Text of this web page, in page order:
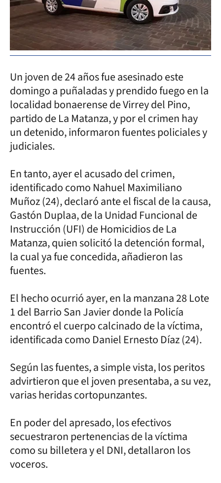
Un joven de 24 años fue asesinado este
domingo a puñaladas y prendido fuego en la
localidad bonaerense de Virrey del Pino,
partido de La Matanza, y por el crimen hay
un detenido, informaron fuentes policiales y
judiciales.
En tanto, ayer el acusado del crimen,
identificado como Nahuel Maximiliano
Muñoz (24), declaró ante el fiscal de la causa,
Gastón Duplaa, de la Unidad Funcional de
Instrucción (UFI) de Homicidios de La
Matanza, quien solicitó la detención formal,
la cual ya fue concedida, añadieron las
fuentes.
El hecho ocurrió ayer, en la manzana 28 Lote
1 del Barrio San Javier donde la Policía
encontró el cuerpo calcinado de la víctima,
identificada como Daniel Ernesto Díaz (24).
Según las fuentes, a simple vista, los peritos
advirtieron que el joven presentaba, a su vez,
varias heridas cortopunzantes.
En poder del apresado, los efectivos
secuestraron pertenencias de la víctima
como su billetera y el DNI, detallaron los
voceros.